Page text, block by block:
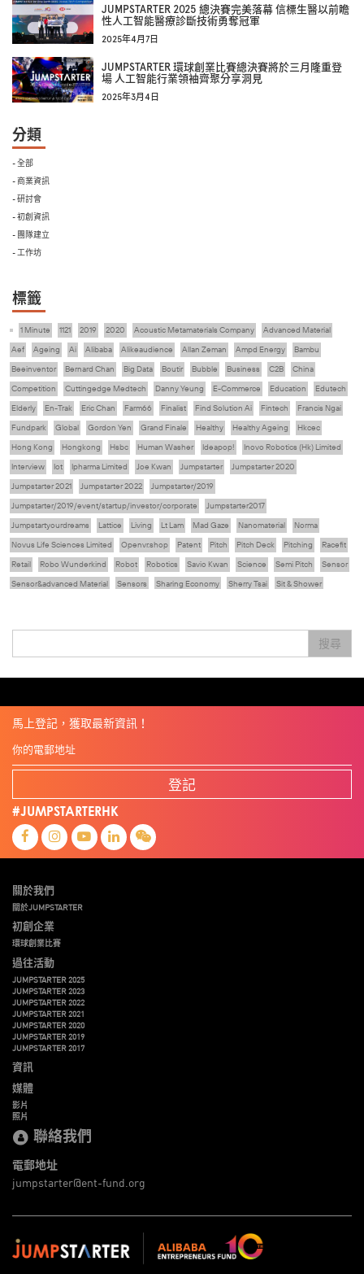
JUMPSTARTER 2025 總決賽完美落幕 信標生醫以前瞻
性人工智能醫療診斷技術勇奪冠軍
2025年4月7日
JUMPSTARTER 環球創業比賽總決賽將於三月隆重登
場 人工智能行業領袖齊聚分享洞見
2025年3月4日
分類
- 全部
- 商業資訊
- 研討會
- 初創資訊
- 團隊建立
- 工作坊
標籤
1 Minute 1121 2019 2020 Acoustic Metamaterials Company
Advanced Material
Aef
Ageing Ai Alibaba Alikeaudience Allan Zeman Ampd Energy
Bambu
Beeinventor
Bernard Chan Big Data Boutir Bubble Business C2B
China
Competition
Cuttingedge Medtech Danny Yeung E-Commerce Education
Edutech
Elderly
En-Trak Eric Chan Farm66 Finalist Find Solution Ai Fintech
Francis Ngai
Fundpark
Global Gordon Yen Grand Finale Healthy Healthy Ageing
Hkcec
Hong Kong
Hongkong Hsbc Human Washer Ideapop!
Inovo Robotics (Hk) Limited
Interview
Iot Ipharma Limited Joe Kwan Jumpstarter
Jumpstarter 2020
Jumpstarter 2021
Jumpstarter 2022
Jumpstarter/2019
Jumpstarter/2019/event/startup/investor/corporate
Jumpstarter2017
Jumpstartyourdreams
Lattice Living Lt Lam Mad Gaze Nanomaterial
Norma
Novus Life Sciences Limited
Openvr.shop Patent Pitch Pitch Deck Pitching
Racefit
Retail
Robo Wunderkind Robot Robotics Savio Kwan Science Semi Pitch
Sensor
Sensor&advanced Material
Sensors Sharing Economy Sherry Tsai
Sit & Shower
朱嘉盈
林亮 楊聖武 機械人技術 盛智文 線上視頻 總決賽 蔡曉慧
車品覺
搜尋
馬上登記，獲取最新資訊！
登記
#JUMPSTARTERHK
關於我們
關於JUMPSTARTER
初創企業
環球創業比賽
過往活動
JUMPSTARTER 2025
JUMPSTARTER 2023
JUMPSTARTER 2022
JUMPSTARTER 2021
JUMPSTARTER 2020
JUMPSTARTER 2019
JUMPSTARTER 2017
資訊
媒體
影片
照片
聯絡我們
電郵地址
jumpstarter@ent-fund.org